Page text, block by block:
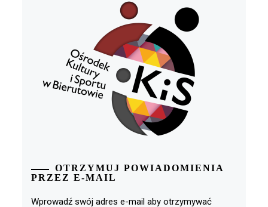
OTRZYMUJ POWIADOMIENIA
PRZEZ E-MAIL
Wprowadź swój adres e-mail aby otrzymywać